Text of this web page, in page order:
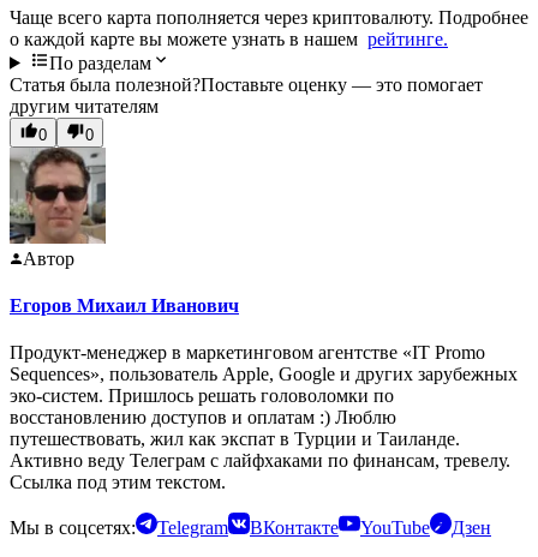
Чаще всего карта пополняется через криптовалюту. Подробнее
о каждой карте вы можете узнать в нашем рейтинге.
По разделам
Статья была полезной?Поставьте оценку — это помогает
другим читателям
0 0
Автор
Егоров Михаил Иванович
Продукт-менеджер в маркетинговом агентстве «IT Promo
Sequences», пользователь Apple, Google и других зарубежных
эко-систем. Пришлось решать головоломки по
восстановлению доступов и оплатам :) Люблю
путешествовать, жил как экспат в Турции и Таиланде.
Активно веду Телеграм с лайфхаками по финансам, тревелу.
Ссылка под этим текстом.
Мы в соцсетях: Telegram ВКонтакте YouTube Дзен